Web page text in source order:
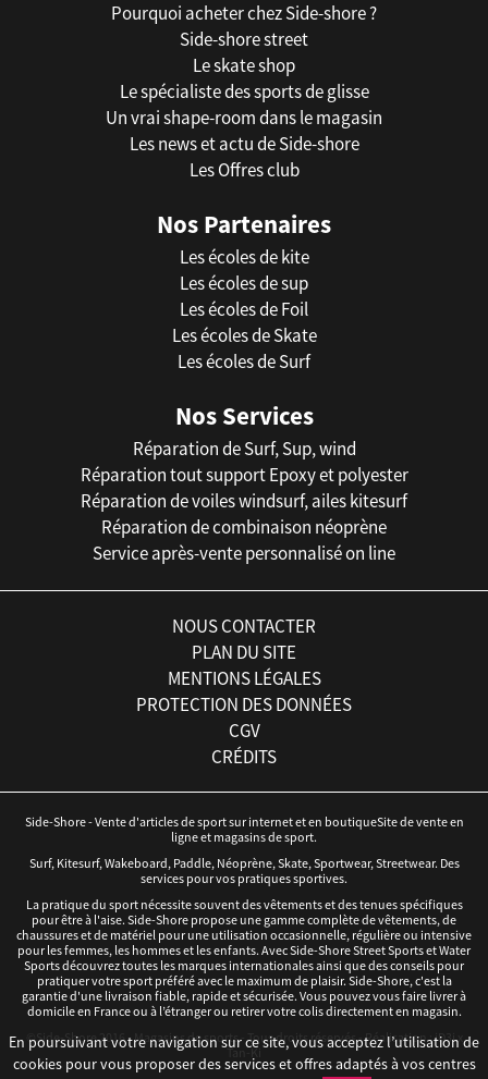
Pourquoi acheter chez Side-shore ?
Side-shore street
Le skate shop
Le spécialiste des sports de glisse
Un vrai shape-room dans le magasin
Les news et actu de Side-shore
Les Offres club
Nos Partenaires
Les écoles de kite
Les écoles de sup
Les écoles de Foil
Les écoles de Skate
Les écoles de Surf
Nos Services
Réparation de Surf, Sup, wind
Réparation tout support Epoxy et polyester
Réparation de voiles windsurf, ailes kitesurf
Réparation de combinaison néoprène
Service après-vente personnalisé on line
NOUS CONTACTER
PLAN DU SITE
MENTIONS LÉGALES
PROTECTION DES DONNÉES
CGV
CRÉDITS
Side-Shore - Vente d'articles de sport sur internet et en boutiqueSite de vente en
ligne et magasins de sport.
Surf, Kitesurf, Wakeboard, Paddle, Néoprène, Skate, Sportwear, Streetwear. Des
services pour vos pratiques sportives.
La pratique du sport nécessite souvent des vêtements et des tenues spécifiques
pour être à l'aise. Side-Shore propose une gamme complète de vêtements, de
chaussures et de matériel pour une utilisation occasionnelle, régulière ou intensive
pour les femmes, les hommes et les enfants. Avec Side-Shore Street Sports et Water
Sports découvrez toutes les marques internationales ainsi que des conseils pour
pratiquer votre sport préféré avec le maximum de plaisir. Side-Shore, c'est la
garantie d'une livraison fiable, rapide et sécurisée. Vous pouvez vous faire livrer à
domicile en France ou à l’étranger ou retirer votre colis directement en magasin.
©Side-Shore 2016 - Magasins de sports - Tous droits réservés - Réalisation :iD3ix
Tan-Ki
En poursuivant votre navigation sur ce site, vous acceptez l’utilisation de
cookies pour vous proposer des services et offres adaptés à vos centres